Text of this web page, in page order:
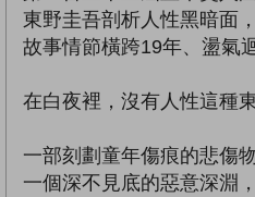
東野圭吾剖析人性黑暗面
故事情節橫跨19年、盪氣
在白夜裡，沒有人性這種
一部刻劃童年傷痕的悲傷
一個深不見底的惡意深淵，